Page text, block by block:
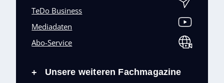
TeDo Business
Mediadaten
Abo-Service
+ Unsere weiteren Fachmagazine